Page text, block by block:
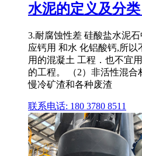
水泥的定义及分
3.耐腐蚀性差 硅酸盐水泥
应钙用 和水 化铝酸钙,所
用的混凝土 工程．也不宜
的工程。 （2）非活性混合
慢冷矿渣和各种废渣
联系电话: 180 3780 8511